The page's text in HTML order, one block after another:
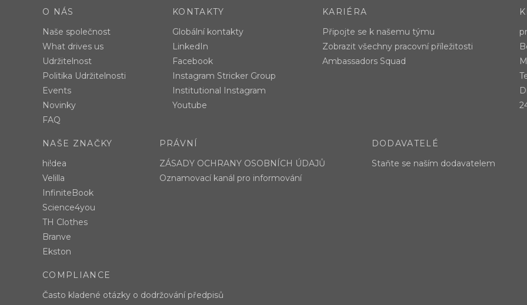
O NÁS
Naše společnost
What drives us
Udržitelnost
Politika Udržitelnosti
Events
Novinky
FAQ
KONTAKTY
Globální kontakty
LinkedIn
Facebook
Instagram Stricker Group
Institutional Instagram
Youtube
KARIÉRA
Připojte se k našemu týmu
Zobrazit všechny pracovní příležitosti
Ambassadors Squad
NAŠE ZNAČKY
hi!dea
Velilla
InfiniteBook
Science4you
TH Clothes
Branve
Ekston
PRÁVNÍ
ZÁSADY OCHRANY OSOBNÍCH ÚDAJŮ
Oznamovací kanál pro informování
DODAVATELÉ
Staňte se naším dodavatelem
COMPLIANCE
Často kladené otázky o dodržování předpisů